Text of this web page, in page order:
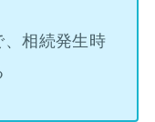
相続発生時